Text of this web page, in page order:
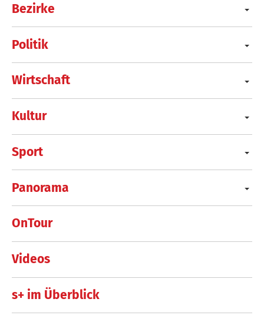
Bezirke
Politik
Wirtschaft
Kultur
Sport
Panorama
OnTour
Videos
s+ im Überblick